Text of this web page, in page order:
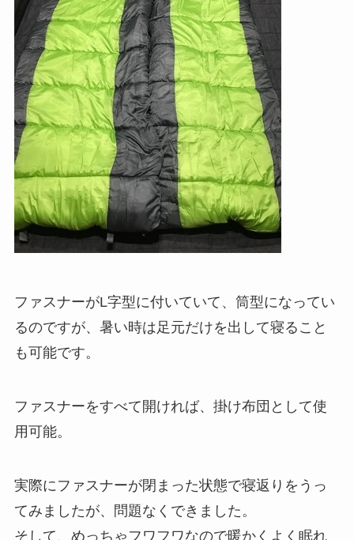
ファスナーがL字型に付いていて、筒型になってい
るのですが、暑い時は足元だけを出して寝ること
も可能です。
ファスナーをすべて開ければ、掛け布団として使
用可能。
実際にファスナーが閉まった状態で寝返りをうっ
てみましたが、問題なくできました。
そして、めっちゃフワフワなので暖かくよく眠れ